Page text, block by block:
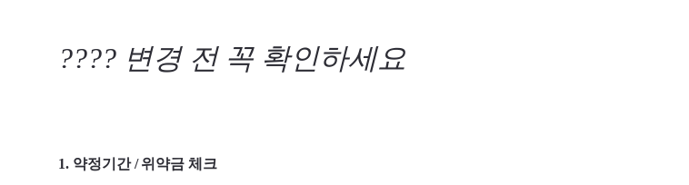
???? 변경 전 꼭 확인하세요
1. 약정기간 / 위약금 체크